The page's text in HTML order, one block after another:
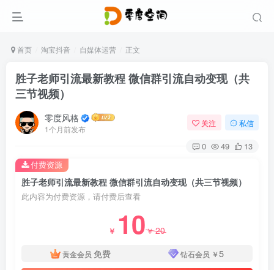
首页 淘宝抖音 自媒体运营 正文
胜子老师引流最新教程 微信群引流自动变现（共
三节视频）
零度风格
1个月前发布
关注 私信
0 49 13
胜子老师引流最新教程 微信群引流自动变现（共三节视频）
此内容为付费资源，请付费后查看
￥ 10￥20
黄金会员 免费 钻石会员 ￥5
付费资源